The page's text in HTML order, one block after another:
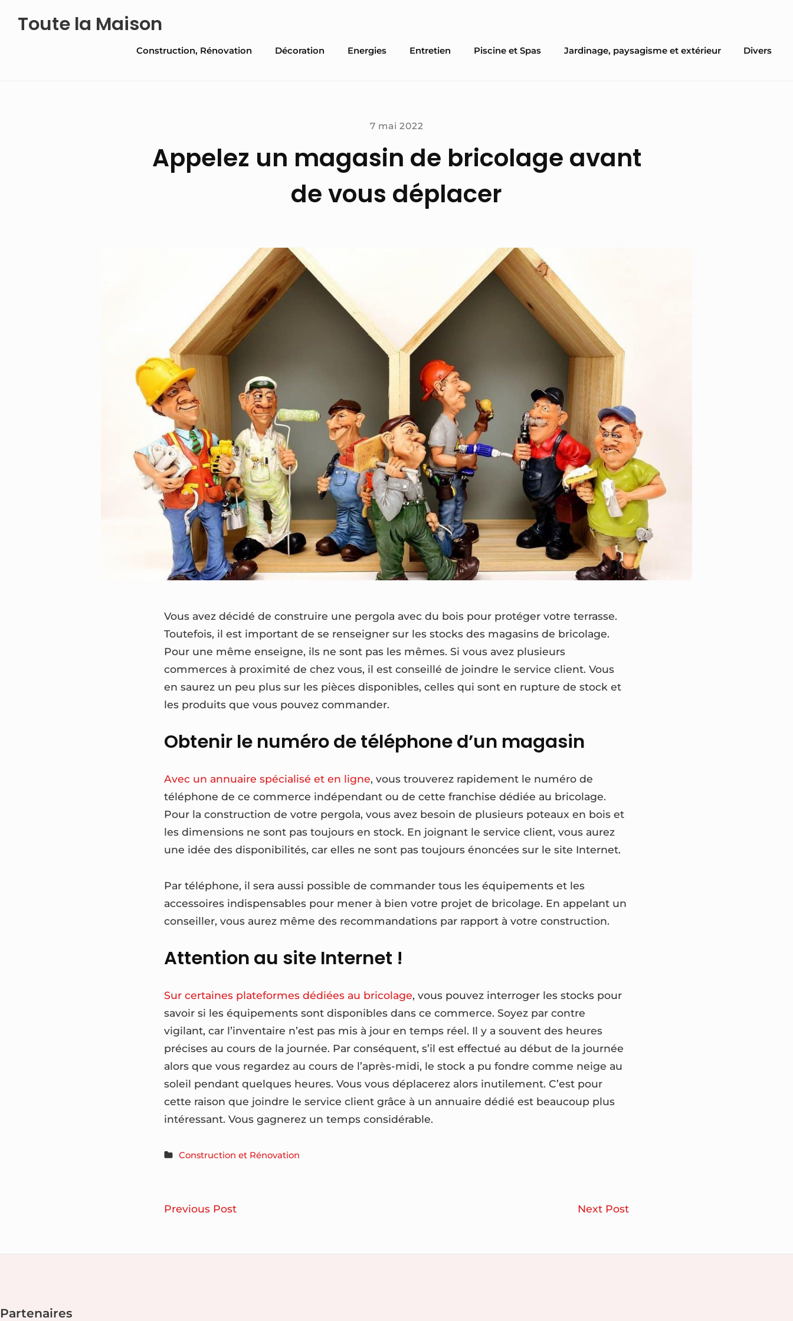
Toute la Maison
Site
Construction, Rénovation Décoration Energies Entretien Piscine et Spas Jardinage, paysagisme et extérieur Divers
7 mai 2022
Appelez un magasin de bricolage avant
de vous déplacer
Vous avez décidé de construire une pergola avec du bois pour protéger votre terrasse.
Toutefois, il est important de se renseigner sur les stocks des magasins de bricolage.
Pour une même enseigne, ils ne sont pas les mêmes. Si vous avez plusieurs
commerces à proximité de chez vous, il est conseillé de joindre le service client. Vous
en saurez un peu plus sur les pièces disponibles, celles qui sont en rupture de stock et
les produits que vous pouvez commander.
Obtenir le numéro de téléphone d’un magasin
Avec un annuaire spécialisé et en ligne, vous trouverez rapidement le numéro de
téléphone de ce commerce indépendant ou de cette franchise dédiée au bricolage.
Pour la construction de votre pergola, vous avez besoin de plusieurs poteaux en bois et
les dimensions ne sont pas toujours en stock. En joignant le service client, vous aurez
une idée des disponibilités, car elles ne sont pas toujours énoncées sur le site Internet.
Par téléphone, il sera aussi possible de commander tous les équipements et les
accessoires indispensables pour mener à bien votre projet de bricolage. En appelant un
conseiller, vous aurez même des recommandations par rapport à votre construction.
Attention au site Internet !
Sur certaines plateformes dédiées au bricolage, vous pouvez interroger les stocks pour
savoir si les équipements sont disponibles dans ce commerce. Soyez par contre
vigilant, car l’inventaire n’est pas mis à jour en temps réel. Il y a souvent des heures
précises au cours de la journée. Par conséquent, s’il est effectué au début de la journée
alors que vous regardez au cours de l’après-midi, le stock a pu fondre comme neige au
soleil pendant quelques heures. Vous vous déplacerez alors inutilement. C’est pour
cette raison que joindre le service client grâce à un annuaire dédié est beaucoup plus
intéressant. Vous gagnerez un temps considérable.
Construction et Rénovation
Navigation
Previous PostComment
Next PostUn
Partenaires